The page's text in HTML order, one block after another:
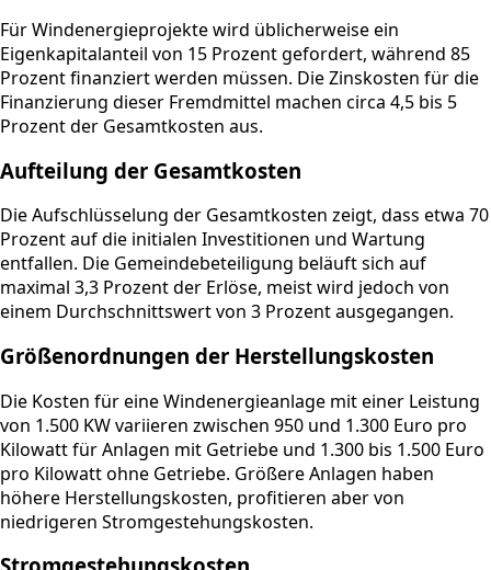
Für Windenergieprojekte wird üblicherweise ein
Eigenkapitalanteil von 15 Prozent gefordert, während 85
Prozent finanziert werden müssen. Die Zinskosten für die
Finanzierung dieser Fremdmittel machen circa 4,5 bis 5
Prozent der Gesamtkosten aus.
Aufteilung der Gesamtkosten
Die Aufschlüsselung der Gesamtkosten zeigt, dass etwa 70
Prozent auf die initialen Investitionen und Wartung
entfallen. Die Gemeindebeteiligung beläuft sich auf
maximal 3,3 Prozent der Erlöse, meist wird jedoch von
einem Durchschnittswert von 3 Prozent ausgegangen.
Größenordnungen der Herstellungskosten
Die Kosten für eine Windenergieanlage mit einer Leistung
von 1.500 KW variieren zwischen 950 und 1.300 Euro pro
Kilowatt für Anlagen mit Getriebe und 1.300 bis 1.500 Euro
pro Kilowatt ohne Getriebe. Größere Anlagen haben
höhere Herstellungskosten, profitieren aber von
niedrigeren Stromgestehungskosten.